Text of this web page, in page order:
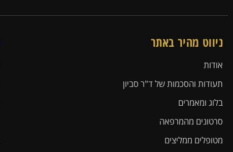
ניווט מהיר באתר
אודות
תעודות והסכמות של ד"ר סביון
בלוג ומאמרים
סרטונים מהמרפאה
מטופלים ממליצים